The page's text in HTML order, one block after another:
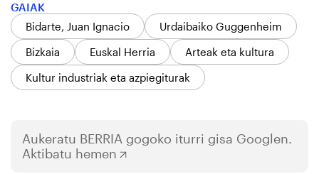
GAIAK
Bidarte, Juan Ignacio
Urdaibaiko Guggenheim
Bizkaia
Euskal Herria
Arteak eta kultura
Kultur industriak eta azpiegiturak
Aukeratu BERRIA gogoko iturri gisa Googlen.
Aktibatu hemen